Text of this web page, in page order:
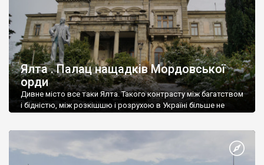
Ялта . Палац нащадків Мордовської
орди
Дивне місто все таки Ялта. Такого контрасту між багатством
і бідністю, між розкішшю і розрухою в Україні більше не